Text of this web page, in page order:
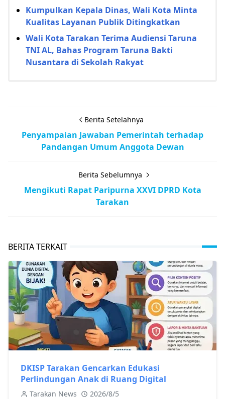
Kumpulkan Kepala Dinas, Wali Kota Minta
Kualitas Layanan Publik Ditingkatkan
Wali Kota Tarakan Terima Audiensi Taruna
TNI AL, Bahas Program Taruna Bakti
Nusantara di Sekolah Rakyat
Berita Setelahnya
Penyampaian Jawaban Pemerintah terhadap
Pandangan Umum Anggota Dewan
Berita Sebelumnya
Mengikuti Rapat Paripurna XXVI DPRD Kota
Tarakan
BERITA TERKAIT
DKISP Tarakan Gencarkan Edukasi
Perlindungan Anak di Ruang Digital
Tarakan News 2026/8/5